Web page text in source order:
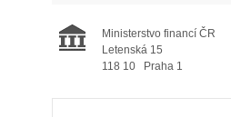
Ministerstvo financí ČR
Letenská 15
118 10
Praha 1